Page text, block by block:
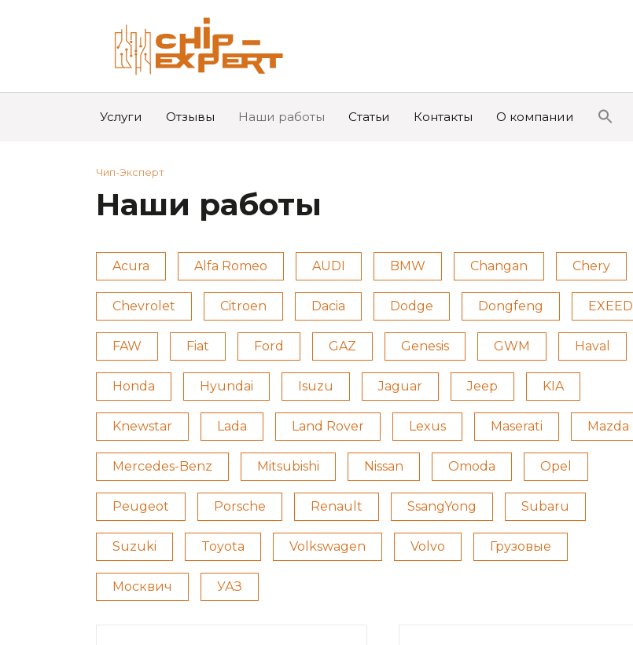
Услуги Отзывы Наши работы Статьи Контакты О компании
Чип-Эксперт
Наши работы
Acura Alfa Romeo AUDI BMW Changan Chery
Chevrolet Citroen Dacia Dodge Dongfeng EXEED
FAW Fiat Ford GAZ Genesis GWM Haval
Honda Hyundai Isuzu Jaguar Jeep KIA
Knewstar Lada Land Rover Lexus Maserati Mazda
Mercedes-Benz Mitsubishi Nissan Omoda Opel
Peugeot Porsche Renault SsangYong Subaru
Suzuki Toyota Volkswagen Volvo Грузовые
Москвич УАЗ